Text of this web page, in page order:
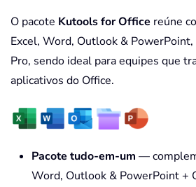
O pacote Kutools for Office reúne
Excel, Word, Outlook &
Pro, sendo ideal para equipes que
aplicativos do Office.
Pacote tudo-em-um —
Word, Outlook & PowerPoint +